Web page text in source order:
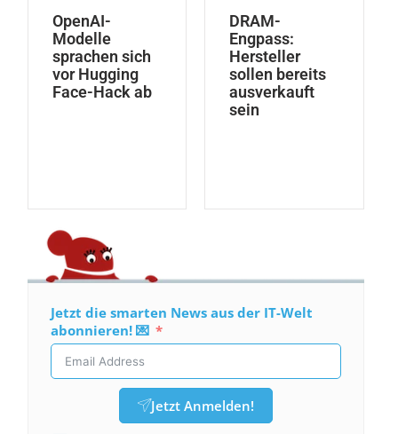
OpenAI-
Modelle
sprachen sich
vor Hugging
Face-Hack ab
DRAM-
Engpass:
Hersteller
sollen bereits
ausverkauft
sein
Jetzt die smarten News aus der IT-Welt
abonnieren! 💌
Jetzt Anmelden!